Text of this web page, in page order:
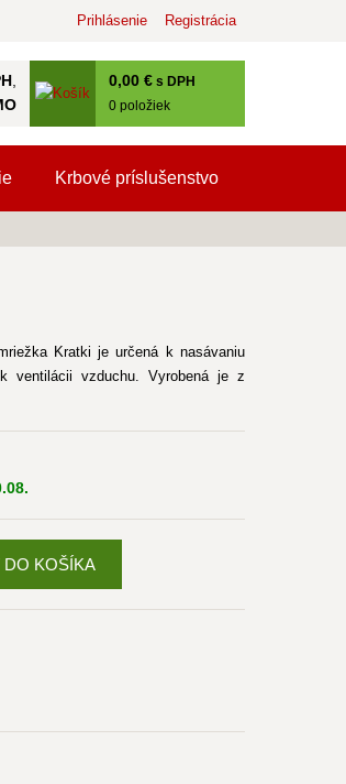
,
0,00 € s DPH
0 položiek
Prihlásenie Registrácia
Krbové príslušenstvo
Kratki je určená k nasávaniu
ventilácii vzduchu. Vyrobená je z
DO KOŠÍKA